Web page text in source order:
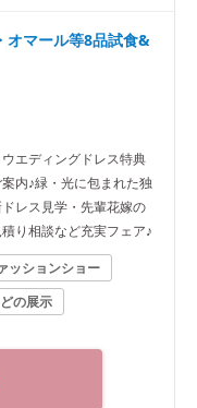
オマール等8品試食&
エディングドレス特典
内♪緑・光に包まれた独
レス見学・先輩花嫁の
り相談など充実フェア♪
ッションショー
の展示